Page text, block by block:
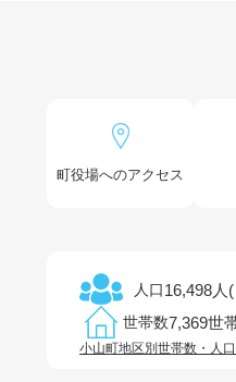
町役場へのアクセス
人口16,498人
世帯数7,369世
小山町地区別世帯数・人